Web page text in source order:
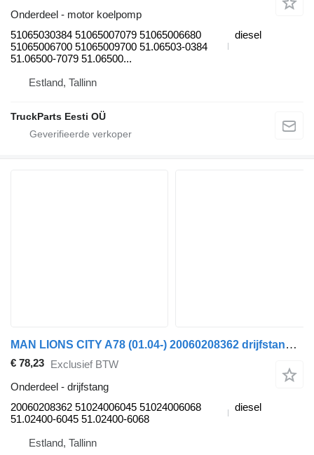
Onderdeel - motor koelpomp
51065030384 51065007079 51065006680
51065006700 51065009700 51.06503-0384
51.06500-7079 51.06500...
diesel
Estland, Tallinn
TruckParts Eesti OÜ
MAN LIONS CITY A78 (01.04-) 20060208362 drijfstang voor MAN Lion's bus (1991-)
€ 78,23 Exclusief BTW
Onderdeel - drijfstang
20060208362 51024006045 51024006068
51.02400-6045 51.02400-6068
diesel
Estland, Tallinn